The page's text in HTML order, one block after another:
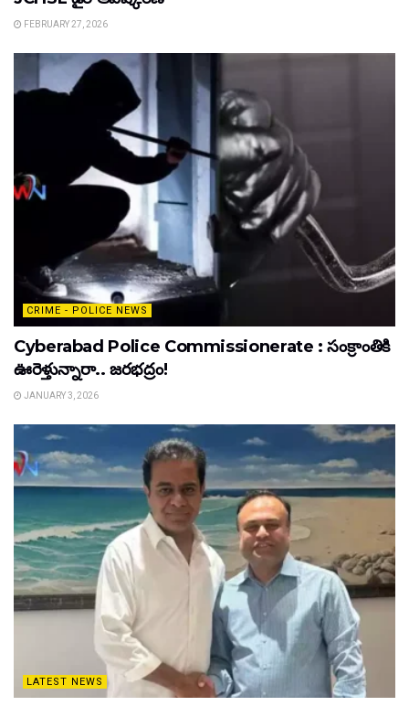
FEBRUARY 27, 2026
CRIME - POLICE NEWS
Cyberabad Police Commissionerate : సంక్రాంతికి
ఊరెళ్తున్నారా.. జరభద్రం!
JANUARY 3, 2026
LATEST NEWS